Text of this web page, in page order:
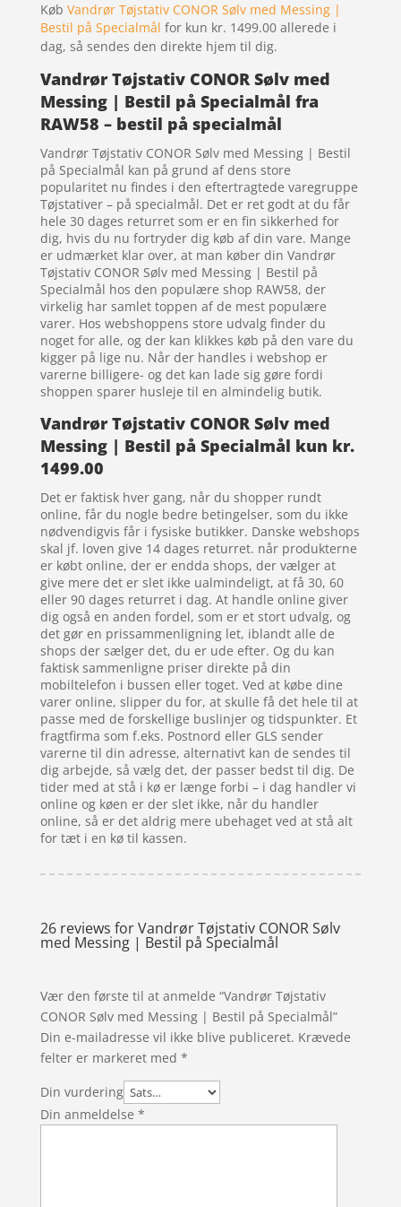
Køb Vandrør Tøjstativ CONOR Sølv med Messing |
Bestil på Specialmål for kun kr. 1499.00 allerede i
dag, så sendes den direkte hjem til dig.
Vandrør Tøjstativ CONOR Sølv med
Messing | Bestil på Specialmål fra
RAW58 – bestil på specialmål
Vandrør Tøjstativ CONOR Sølv med Messing | Bestil
på Specialmål kan på grund af dens store
popularitet nu findes i den eftertragtede varegruppe
Tøjstativer – på specialmål. Det er ret godt at du får
hele 30 dages returret som er en fin sikkerhed for
dig, hvis du nu fortryder dig køb af din vare. Mange
er udmærket klar over, at man køber din Vandrør
Tøjstativ CONOR Sølv med Messing | Bestil på
Specialmål hos den populære shop RAW58, der
virkelig har samlet toppen af de mest populære
varer. Hos webshoppens store udvalg finder du
noget for alle, og der kan klikkes køb på den vare du
kigger på lige nu. Når der handles i webshop er
varerne billigere- og det kan lade sig gøre fordi
shoppen sparer husleje til en almindelig butik.
Vandrør Tøjstativ CONOR Sølv med
Messing | Bestil på Specialmål kun kr.
1499.00
Det er faktisk hver gang, når du shopper rundt
online, får du nogle bedre betingelser, som du ikke
nødvendigvis får i fysiske butikker. Danske webshops
skal jf. loven give 14 dages returret. når produkterne
er købt online, der er endda shops, der vælger at
give mere det er slet ikke ualmindeligt, at få 30, 60
eller 90 dages returret i dag. At handle online giver
dig også en anden fordel, som er et stort udvalg, og
det gør en prissammenligning let, iblandt alle de
shops der sælger det, du er ude efter. Og du kan
faktisk sammenligne priser direkte på din
mobiltelefon i bussen eller toget. Ved at købe dine
varer online, slipper du for, at skulle få det hele til at
passe med de forskellige buslinjer og tidspunkter. Et
fragtfirma som f.eks. Postnord eller GLS sender
varerne til din adresse, alternativt kan de sendes til
dig arbejde, så vælg det, der passer bedst til dig. De
tider med at stå i kø er længe forbi – i dag handler vi
online og køen er der slet ikke, når du handler
online, så er det aldrig mere ubehaget ved at stå alt
for tæt i en kø til kassen.
26 reviews forVandrør Tøjstativ CONOR Sølv
med Messing | Bestil på Specialmål
Vær den første til at anmelde “Vandrør Tøjstativ
CONOR Sølv med Messing | Bestil på Specialmål”
Din e-mailadresse vil ikke blive publiceret. Krævede
felter er markeret med *
Din vurdering
Din anmeldelse *